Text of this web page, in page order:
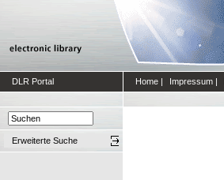
DLR Portal Home | Impressum |
Erweiterte Suche